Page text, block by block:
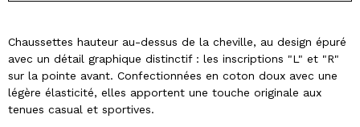
Chaussettes hauteur au-dessus de la cheville, au design épuré
avec un détail graphique distinctif : les inscriptions "L" et "R"
sur la pointe avant. Confectionnées en coton doux avec une
légère élasticité, elles apportent une touche originale aux
tenues casual et sportives.